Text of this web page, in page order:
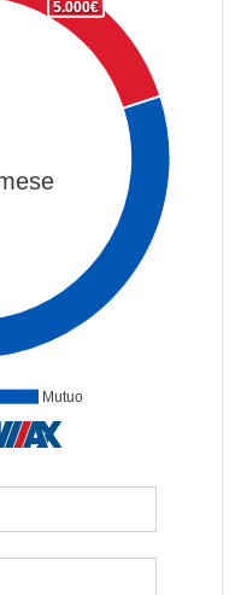
Mutuo
5.000€